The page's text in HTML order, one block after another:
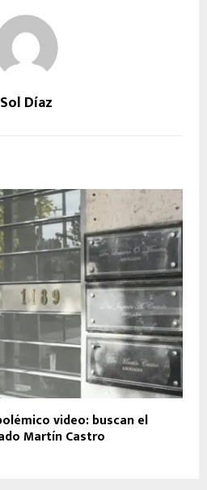
Sol Díaz
video: buscan el
Martín Castro